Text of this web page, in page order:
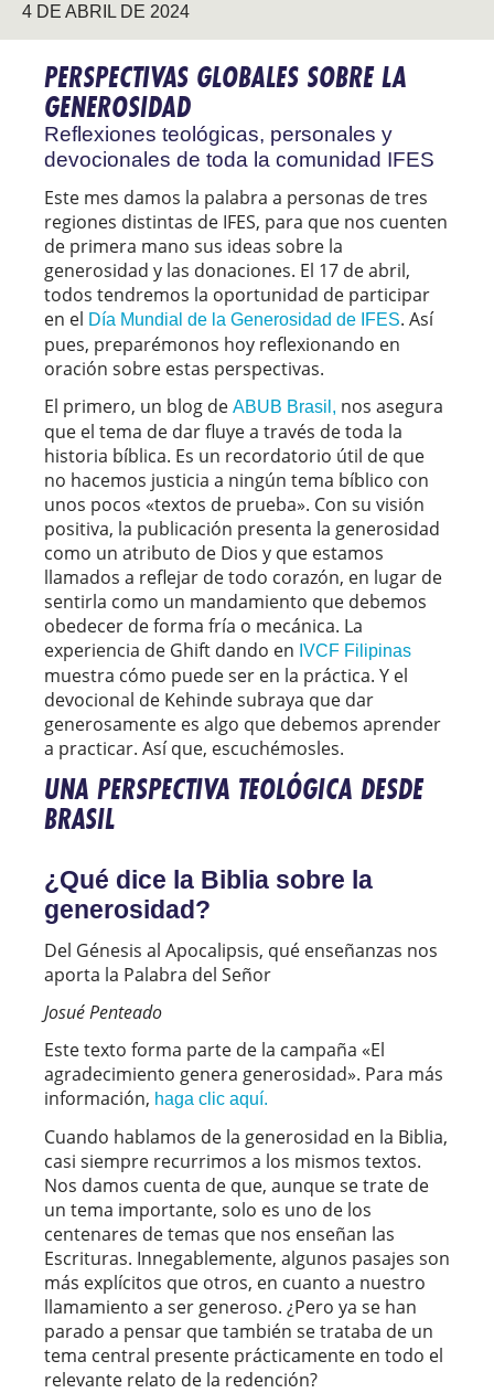
4 DE ABRIL DE 2024
PERSPECTIVAS GLOBALES SOBRE LA
GENEROSIDAD
Reflexiones teológicas, personales y
devocionales de toda la comunidad IFES
Este mes damos la palabra a personas de tres
regiones distintas de IFES, para que nos cuenten
de primera mano sus ideas sobre la
generosidad y las donaciones. El 17 de abril,
todos tendremos la oportunidad de participar
en el Día Mundial de la Generosidad de IFES. Así
pues, preparémonos hoy reflexionando en
oración sobre estas perspectivas.
El primero, un blog de ABUB Brasil, nos asegura
que el tema de dar fluye a través de toda la
historia bíblica. Es un recordatorio útil de que
no hacemos justicia a ningún tema bíblico con
unos pocos «textos de prueba». Con su visión
positiva, la publicación presenta la generosidad
como un atributo de Dios y que estamos
llamados a reflejar de todo corazón, en lugar de
sentirla como un mandamiento que debemos
obedecer de forma fría o mecánica. La
experiencia de Ghift dando en IVCF Filipinas
muestra cómo puede ser en la práctica. Y el
devocional de Kehinde subraya que dar
generosamente es algo que debemos aprender
a practicar. Así que, escuchémosles.
UNA PERSPECTIVA TEOLÓGICA DESDE
BRASIL
¿Qué dice la Biblia sobre la
generosidad?
Del Génesis al Apocalipsis, qué enseñanzas nos
aporta la Palabra del Señor
Josué Penteado
Este texto forma parte de la campaña «El
agradecimiento genera generosidad». Para más
información, haga clic aquí.
Cuando hablamos de la generosidad en la Biblia,
casi siempre recurrimos a los mismos textos.
Nos damos cuenta de que, aunque se trate de
un tema importante, solo es uno de los
centenares de temas que nos enseñan las
Escrituras. Innegablemente, algunos pasajes son
más explícitos que otros, en cuanto a nuestro
llamamiento a ser generoso. ¿Pero ya se han
parado a pensar que también se trataba de un
tema central presente prácticamente en todo el
relevante relato de la redención?